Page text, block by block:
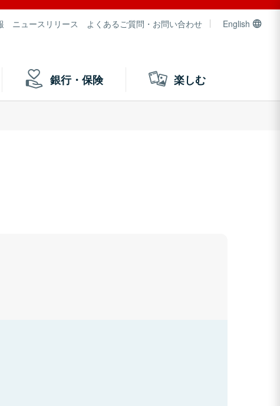
ニュースリリース よくあるご質問・お問い合わせ English
銀行・保険 楽しむ